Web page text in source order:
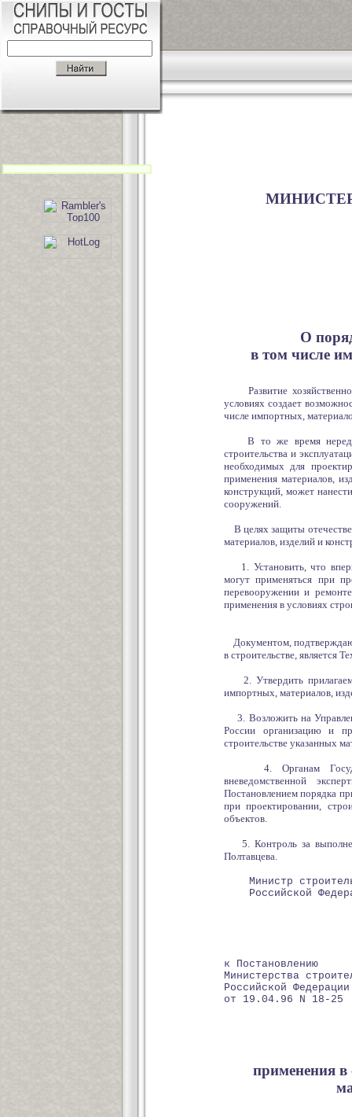
О
в том числе
Развитие
условиях создает
числе импортных,
В то же время нередко
строительства и
необходимых для
применения материалов,
конструкций, может
сооружений.
В целях защиты
материалов, изделий и
1. Установить, что
могут применяться при
перевооружении и
применения в условиях
Документом,
в строительстве, является
2. Утвердить
импортных, материалов,
3. Возложить на
России организацию и
строительстве указанных
4. Органам
вневедомственной
Постановлением порядка
при проектировании,
объектов.
5. Контроль за
Полтавцева.
Министр
к Постановлению
Министерства
Российской Федерации
от 19.04.96 N 18-25
применения в